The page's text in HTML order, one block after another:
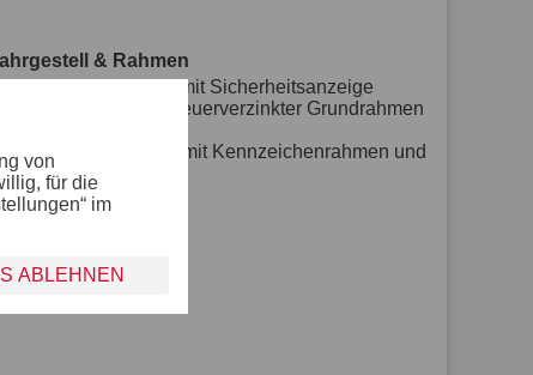
& Rahmen
Zugkugelkupplung mit Sicherheitsanzeige
Geschweißter und feuerverzinkter Grundrahmen
Kennzeichenträger mit Kennzeichenrahmen und
Leiste
mit Abstellstütze
von
für die
im
ABLEHNEN